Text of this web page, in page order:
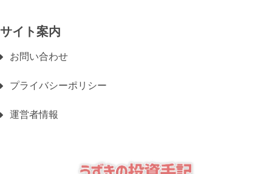
サイト案内
お問い合わせ
プライバシーポリシー
運営者情報